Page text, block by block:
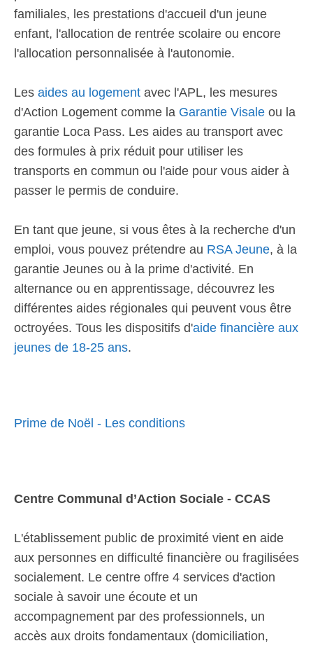
familiales, les prestations d'accueil d'un jeune
enfant, l'allocation de rentrée scolaire ou encore
l'allocation personnalisée à l'autonomie.
Les aides au logement avec l'APL, les mesures
d'Action Logement comme la Garantie Visale ou la
garantie Loca Pass. Les aides au transport avec
des formules à prix réduit pour utiliser les
transports en commun ou l'aide pour vous aider à
passer le permis de conduire.
En tant que jeune, si vous êtes à la recherche d'un
emploi, vous pouvez prétendre au RSA Jeune, à la
garantie Jeunes ou à la prime d'activité. En
alternance ou en apprentissage, découvrez les
différentes aides régionales qui peuvent vous être
octroyées. Tous les dispositifs d'aide financière aux
jeunes de 18-25 ans.
Prime de Noël - Les conditions
Centre Communal d’Action Sociale - CCAS
L'établissement public de proximité vient en aide
aux personnes en difficulté financière ou fragilisées
socialement. Le centre offre 4 services d'action
sociale à savoir une écoute et un
accompagnement par des professionnels, un
accès aux droits fondamentaux (domiciliation,